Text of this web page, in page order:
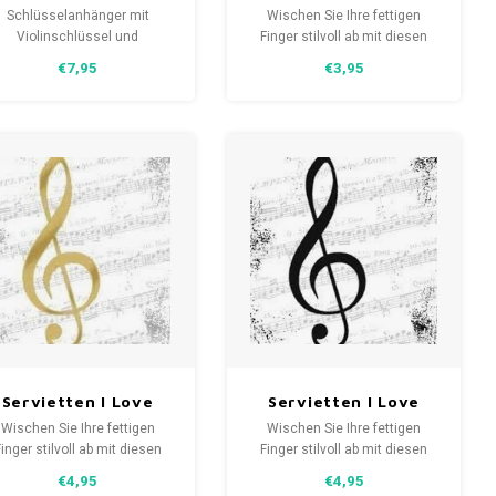
Violenschlüssel mit
Musiknote
Schlüsselanhänger mit
Violinschlüssel und
vereint Stil
Musikliebhaber
€7,95
Music schwarz mit
Musikschlüssel 25x25
Wischen Sie Ihre fettigen
Finger stilvoll ab mit diesen
Love Music Musikservietten
€3,95
Servietten I Love
Music Gold mit
33x33
Wischen Sie Ihre fettigen
stilvoll ab mit diesen
Love Music Musikservietten
€4,95
Servietten I Love
Music schwarz mit
Musikschlüssel 33x33
Wischen Sie Ihre fettigen
Finger stilvoll ab mit diesen
Love Music Musikservietten
€4,95